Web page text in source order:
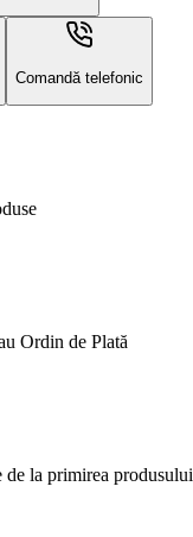
Comandă telefonic
Ordin de Plată
la primirea produsului